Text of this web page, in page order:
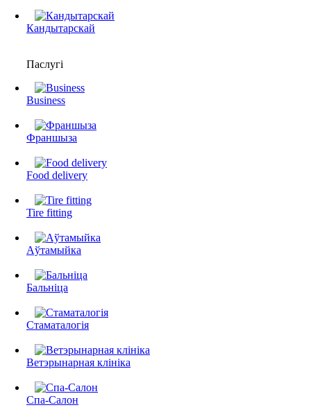
Кандытарскай
Паслугі
Business
Франшыза
Food delivery
Tire fitting
Аўтамыйка
Бальніца
Стаматалогія
Ветэрынарная клініка
Спа-Салон